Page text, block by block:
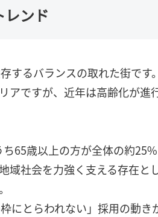
レンド
するバランスの取れた街です
アですが、近年は高齢化が進
65歳以上の方が全体の約
域社会を力強く支える存在と
にとらわれない」採用の動き